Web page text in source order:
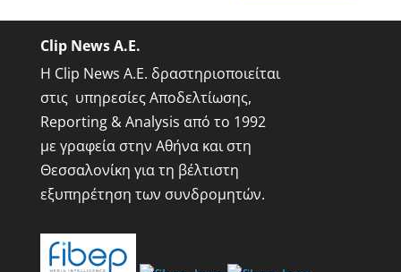
Clip News A.E.
Η Clip News A.E. δραστηριοποιείται
στις υπηρεσίες Αποδελτίωσης,
Reporting & Analysis από το 1992
με γραφεία στην Αθήνα και στη
Θεσσαλονίκη για τη βέλτιστη
εξυπηρέτηση των συνδρομητών.